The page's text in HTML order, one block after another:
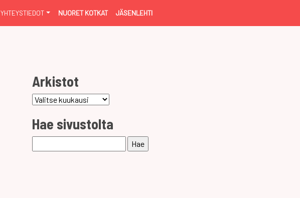
YHTEYSTIEDOT NUORET KOTKAT JÄSENLEHTI
Arkistot
Arkistot
Hae sivustolta